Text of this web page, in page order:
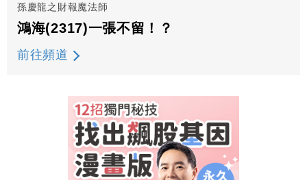
孫慶龍之財報魔法師
鴻海(2317)一張不留！？
前往頻道